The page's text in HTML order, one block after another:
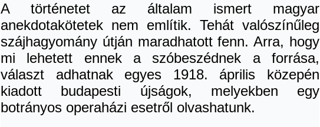
A történetet az általam ismert magyar
anekdotakötetek nem említik. Tehát valószínűleg
szájhagyomány útján maradhatott fenn. Arra, hogy
mi lehetett ennek a szóbeszédnek a forrása,
választ adhatnak egyes 1918. április közepén
kiadott budapesti újságok, melyekben egy
botrányos operaházi esetről olvashatunk.